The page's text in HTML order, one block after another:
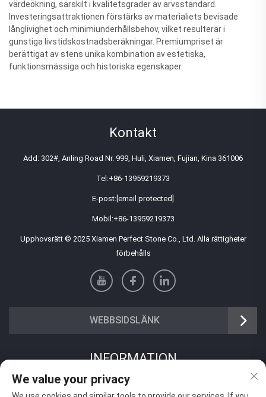
värdeökning, särskilt i kvalitetsgrader av arvsstandard.
Investeringsattraktionen förstärks av materialiets bevisade
långlivighet och minimiunderhållsbehov, vilket resulterar i
gunstiga livstidskostnadsberäkningar. Premiumpriset är
berättigat av stens unika kombination av estetiska,
funktionsmässiga och historiska egenskaper.
Kontakt
Add: 302#, Anling Road Nr. 999, Huli, Xiamen, Fujian, Kina 361006
Tel:+86-13959219373
E-post: [email protected]
Mobil:+86-13959219373
Upphovsrätt © 2025 Xiamen Perfect Stone Co., Ltd. Alla rättigheter
förbehålls
WEBBSIDSLÄNK
INFORMATION
Registrera dig för att ta emot vårt veckovisa nyhetsbrev
We value your privacy